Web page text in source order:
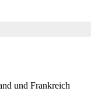
und Frankreich